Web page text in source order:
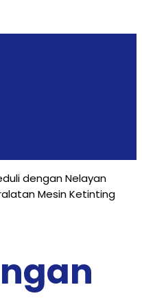
dengan Nelayan
Mesin Ketinting